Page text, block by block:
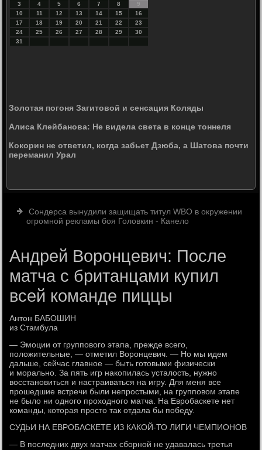
3
4 5 6 7 8
9
10
11 12 13 14 15
16
17
18 19 20 21 22
23
24
25 26 27 28 29
30
31
Золотая погоня Загитовой и сенсация Коляды
Алиса Клейбанова: Не видела света в конце тоннеля
Кокорин не ответил, когда забьет Дзюба, а Шатова почти
переманил Урал
Сондерса вынудили защищать титул WBO в окружении
огромной рекламы боя Головкин - Канело
Андрей Воронцевич: После
матча с британцами купил
всей команде пиццы
Антон БАБОШИН
из Стамбула
— Эмоции от группового этапа, прежде всего,
положительные, — отметил Воронцевич. — Но мы идем
дальше, сейчас главное — быть готовыми физически
и морально. За пять игр накопилась усталость, нужно
восстановиться и настраиваться на игру. Для меня все
прошедшие встречи были непростыми, на групповом этапе
не было ни одного проходного матча. На Евробаскете нет
команды, которая просто так отдала бы победу.
СУДЬИ НА ЕВРОБАСКЕТЕ ИЗ КАКОЙ-ТО ЛИГИ ЧЕМПИОНОВ
— В последних двух матчах сборной не удавалась третья